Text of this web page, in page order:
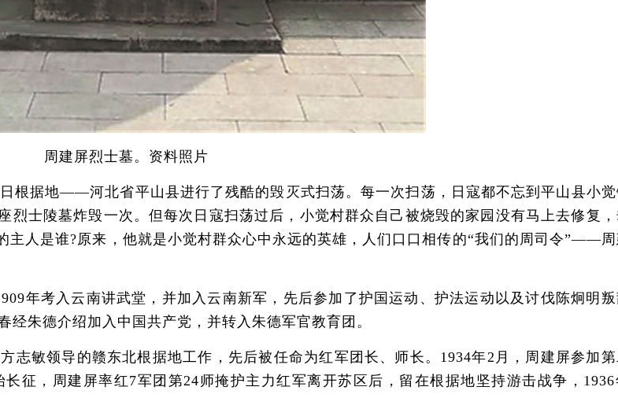
周建屏烈士墓。资料照片
据地——河北省平山县进行了残酷的毁灭式扫荡。每一次扫荡，日寇都不忘到平山县小
士陵墓炸毁一次。但每次日寇扫荡过后，小觉村群众自己被烧毁的家园没有马上去修复
主人是谁?原来，他就是小觉村群众心中永远的英雄，人们口口相传的“我们的周司令”——
年考入云南讲武堂，并加入云南新军，先后参加了护国运动、护法运动以及讨伐陈炯明
朱德介绍加入中国共产党，并转入朱德军官教育团。
敏领导的赣东北根据地工作，先后被任命为红军团长、师长。1934年2月，周建屏参加
征，周建屏率红7军团第24师掩护主力红军离开苏区后，留在根据地坚持游击战争，1936